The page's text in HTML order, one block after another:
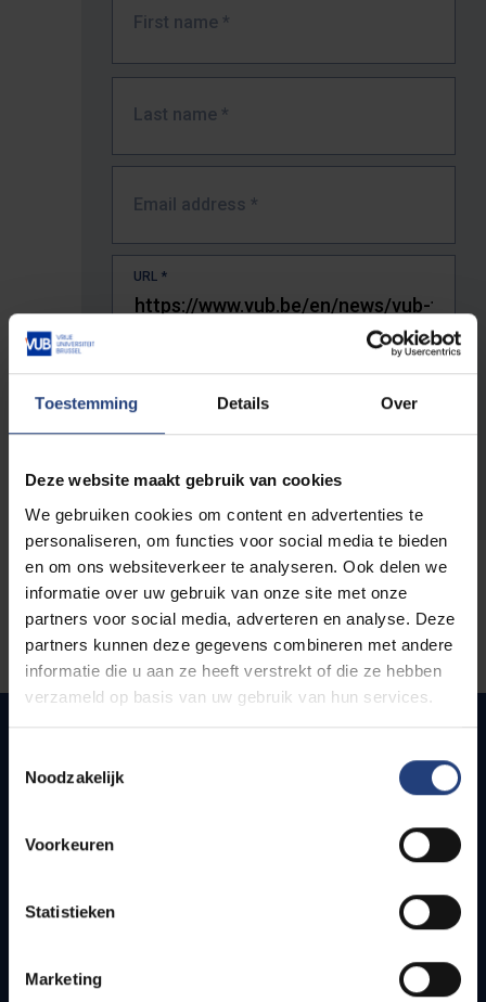
Toestemming Details Over
Deze website maakt gebruik van cookies
We gebruiken cookies om content en advertenties te
personaliseren, om functies voor social media te bieden
en om ons websiteverkeer te analyseren. Ook delen we
informatie over uw gebruik van onze site met onze
partners voor social media, adverteren en analyse. Deze
partners kunnen deze gegevens combineren met andere
informatie die u aan ze heeft verstrekt of die ze hebben
verzameld op basis van uw gebruik van hun services.
Noodzakelijk
Voorkeuren
Statistieken
Marketing
First name *
Last name *
Email address *
URL *
The full URL of the page where you encountered the error.
Quick links
How to get to the VUB campuses